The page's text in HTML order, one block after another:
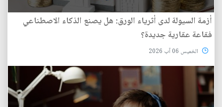
أزمة السيولة لدى أثرياء الورق: هل يصنع الذكاء الاصطناعي
فقاعة عقارية جديدة؟
الخميس 06 آب 2026